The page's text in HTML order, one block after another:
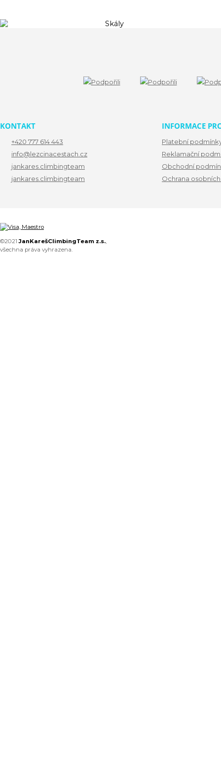
KONTAKT
+420 777 614 443
info@lezcinacestach.cz
jankares.climbingteam
jankares.climbingteam
INFORMACE
Platební
Reklamační
Obchodní
Ochrana
©2021JanKarešClimbingTeam z.s.,
všechna práva vyhrazena.